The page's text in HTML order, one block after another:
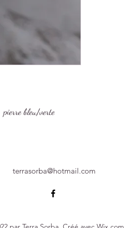
bleu/verte
terrasorba@hotmail.com